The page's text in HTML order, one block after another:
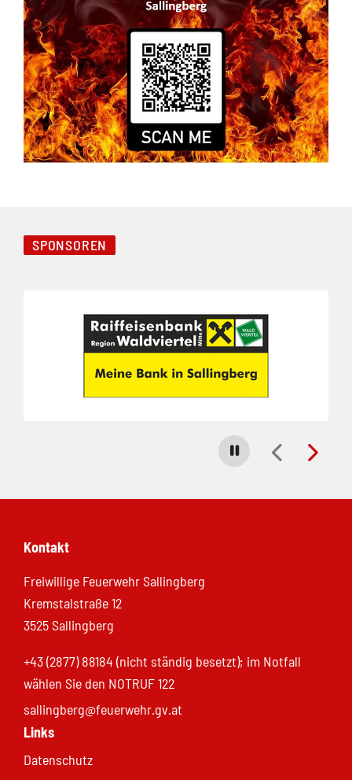
SPONSOREN
Carousel stoppen
Kontakt
Freiwillige Feuerwehr Sallingberg
Kremstalstraße 12
3525 Sallingberg
+43 (2877) 88184 (nicht ständig besetzt); im Notfall
wählen Sie den NOTRUF 122
sallingberg@feuerwehr.gv.at
Links
Datenschutz